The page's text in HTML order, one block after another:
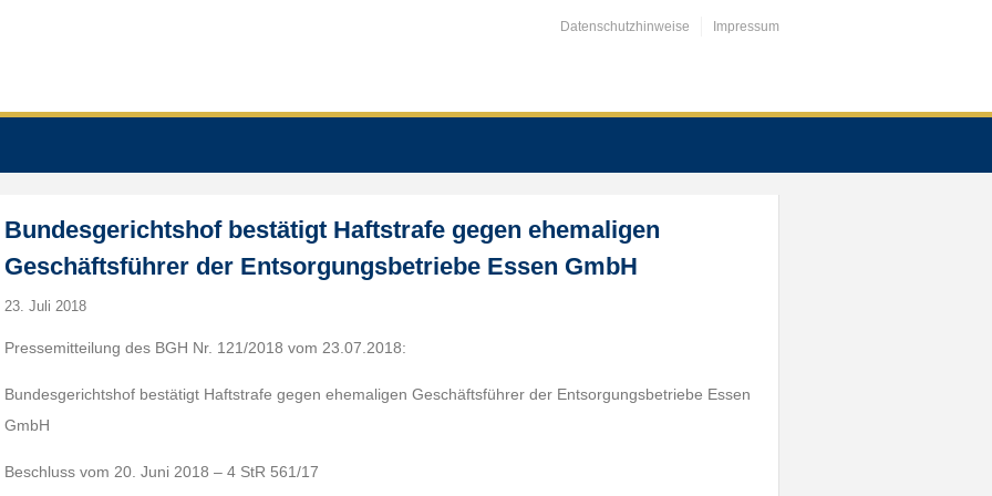
Datenschutzhinweise Impressum
Bundesgerichtshof bestätigt Haftstrafe gegen ehemaligen
Geschäftsführer der Entsorgungsbetriebe Essen GmbH
23. Juli 2018
Pressemitteilung des BGH Nr. 121/2018 vom 23.07.2018:
Bundesgerichtshof bestätigt Haftstrafe gegen ehemaligen Geschäftsführer der Entsorgungsbetriebe Essen
GmbH
Beschluss vom 20. Juni 2018 – 4 StR 561/17